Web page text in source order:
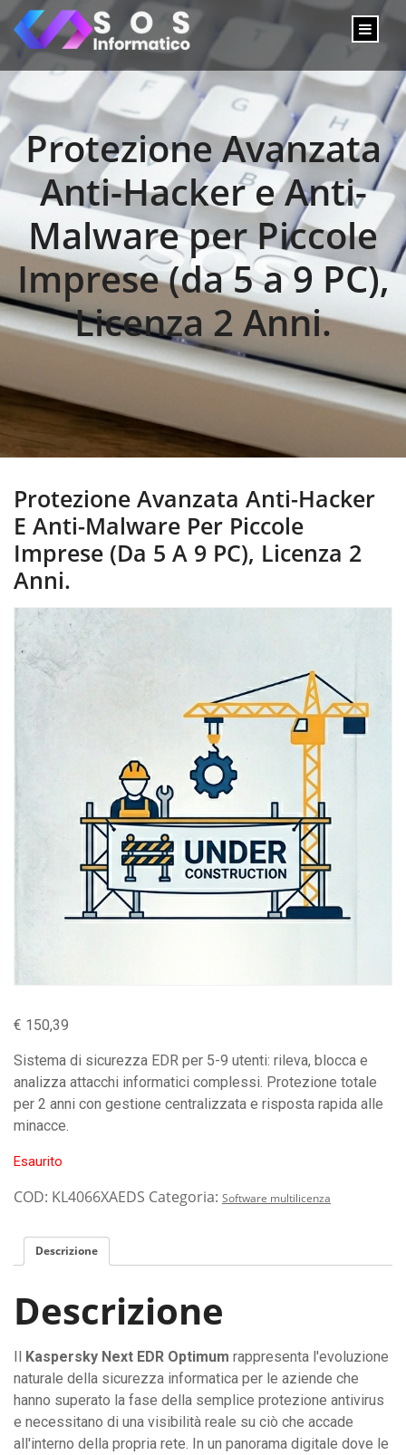
Protezione Avanzata
Anti-Hacker e Anti-
Malware per Piccole
Imprese (da 5 a 9 PC),
Licenza 2 Anni.
Protezione Avanzata Anti-Hacker
E Anti-Malware Per Piccole
Imprese (da 5 A 9 PC), Licenza 2
Anni.
€ 150,39
Sistema di sicurezza EDR per 5-9 utenti: rileva, blocca e
analizza attacchi informatici complessi. Protezione totale
per 2 anni con gestione centralizzata e risposta rapida alle
minacce.
Esaurito
COD: KL4066XAEDS Categoria: Software multilicenza
Descrizione
Descrizione
Il Kaspersky Next EDR Optimum rappresenta l'evoluzione
naturale della sicurezza informatica per le aziende che
hanno superato la fase della semplice protezione antivirus
e necessitano di una visibilità reale su ciò che accade
all'interno della propria rete. In un panorama digitale dove le